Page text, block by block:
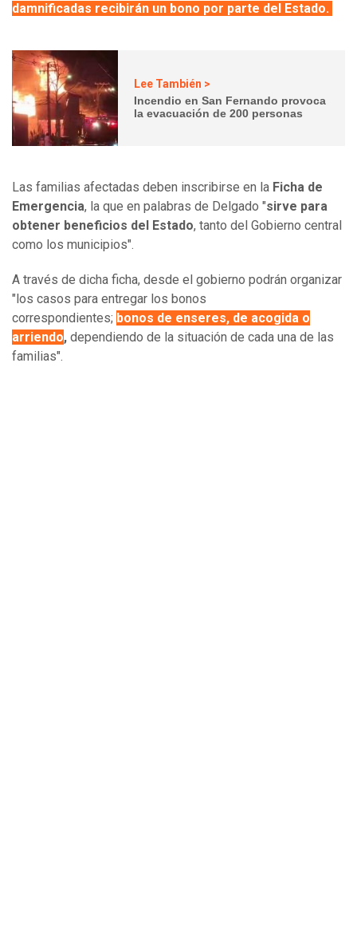
damnificadas recibirán un bono por parte del Estado.
Lee También >
Incendio en San Fernando provoca
la evacuación de 200 personas
Las familias afectadas deben inscribirse en la Ficha de
Emergencia, la que en palabras de Delgado "sirve para
obtener beneficios del Estado, tanto del Gobierno central
como los municipios".
A través de dicha ficha, desde el gobierno podrán organizar
"los casos para entregar los bonos
correspondientes; bonos de enseres, de acogida o
arriendo, dependiendo de la situación de cada una de las
familias".